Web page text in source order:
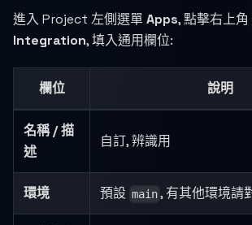
進入 Project 左側選單Apps, 點擊右上角
Integration, 填入通用欄位:
欄位 說明
名稱 / 描
述
自訂, 辨識用
環境 預設 main , 有其他環境請